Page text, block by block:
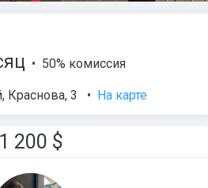
• 50% комиссия
, Краснова, 3 • На карте
1 200 $